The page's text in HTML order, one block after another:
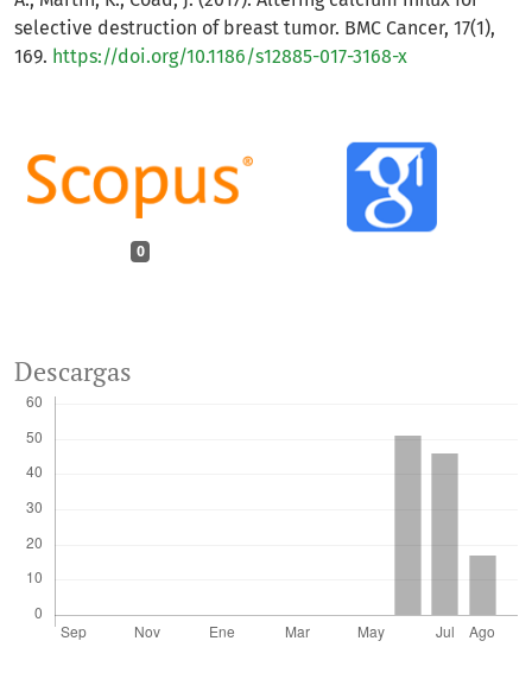
0
Descargas
selective destruction of breast tumor. BMC Cancer, 17(1),
169. https://doi.org/10.1186/s12885-017-3168-x